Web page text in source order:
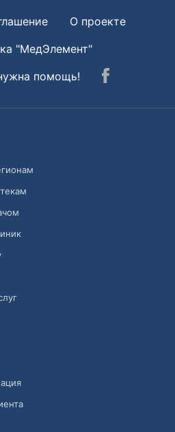
О проекте
"МедЭлемент"
помощь!